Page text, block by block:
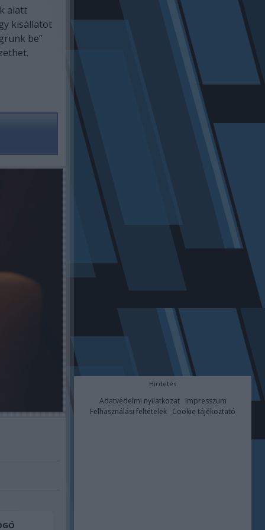
Hirdetés
Adatvédelmi nyilatkozat Impresszum
Felhasználási feltételek Cookie tájékoztató
alatt
kisállatot
be”